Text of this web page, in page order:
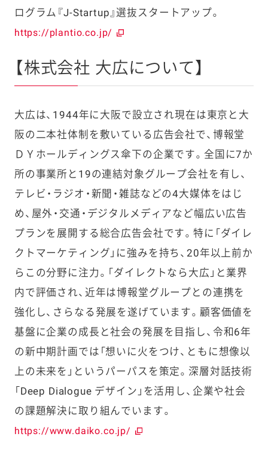
ログラム『J-Startup』選抜スタートアップ。
https://plantio.co.jp/
【株式会社 大広について】
大広は、1944年に大阪で設立され現在は東京と大
阪の二本社体制を敷いている広告会社で、博報堂
ＤＹホールディングス傘下の企業です。全国に7か
所の事業所と19の連結対象グループ会社を有し、
テレビ・ラジオ・新聞・雑誌などの4大媒体をはじ
め、屋外・交通・デジタルメディアなど幅広い広告
プランを展開する総合広告会社です。特に「ダイレ
クトマーケティング」に強みを持ち、20年以上前か
らこの分野に注力。「ダイレクトなら大広」と業界
内で評価され、近年は博報堂グループとの連携を
強化し、さらなる発展を遂げています。顧客価値を
基盤に企業の成長と社会の発展を目指し、令和6年
の新中期計画では「想いに火をつけ、ともに想像以
上の未来を」というパーパスを策定。深層対話技術
「Deep Dialogue デザイン」を活用し、企業や社会
の課題解決に取り組んでいます。
https://www.daiko.co.jp/